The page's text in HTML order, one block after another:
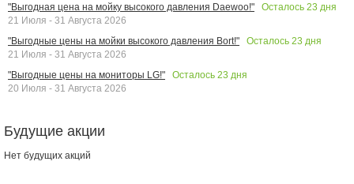
"Выгодная цена на мойку высокого давления Daewoo!"
Осталось 23 дня
21 Июля - 31 Августа 2026
"Выгодные цены на мойки высокого давления Bort!"
Осталось 23 дня
21 Июля - 31 Августа 2026
"Выгодные цены на мониторы LG!"
Осталось 23 дня
20 Июля - 31 Августа 2026
Будущие акции
Нет будущих акций